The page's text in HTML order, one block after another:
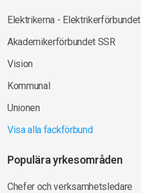
Elektrikerna - Elektrikerförbundet
Akademikerförbundet SSR
Vision
Kommunal
Unionen
Visa alla fackförbund
Populära yrkesområden
Chefer och verksamhetsledare